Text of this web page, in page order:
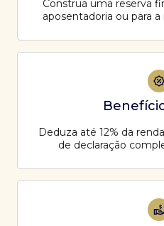
Construa uma reserva
aposentadoria ou para
Deduza até 12% da
de declaração